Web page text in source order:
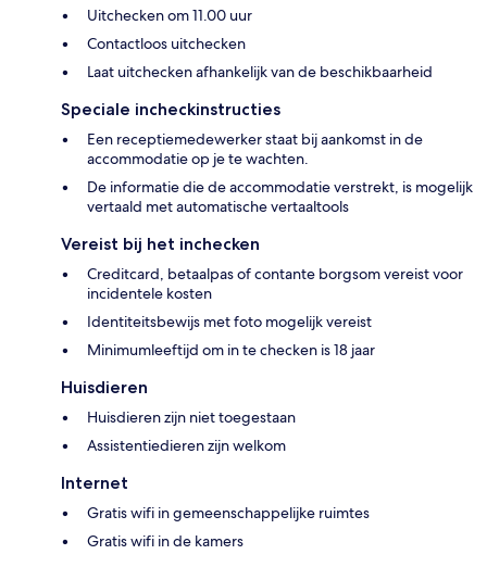
Uitchecken om 11.00 uur
Contactloos uitchecken
Laat uitchecken afhankelijk van de beschikbaarheid
Speciale incheckinstructies
Een receptiemedewerker staat bij aankomst in de
accommodatie op je te wachten.
De informatie die de accommodatie verstrekt, is mogelijk
vertaald met automatische vertaaltools
Vereist bij het inchecken
Creditcard, betaalpas of contante borgsom vereist voor
incidentele kosten
Identiteitsbewijs met foto mogelijk vereist
Minimumleeftijd om in te checken is 18 jaar
Huisdieren
Huisdieren zijn niet toegestaan
Assistentiedieren zijn welkom
Internet
Gratis wifi in gemeenschappelijke ruimtes
Gratis wifi in de kamers